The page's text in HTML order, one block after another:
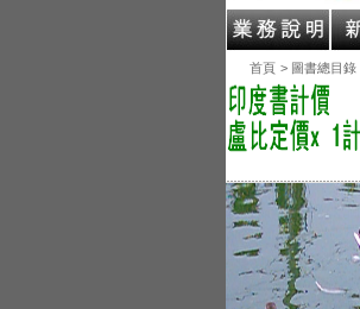
首頁 > 圖書總目錄